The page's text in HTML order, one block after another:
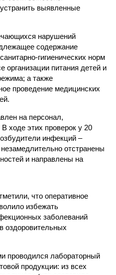
выявленные
нарушений
содержание
гигиенических норм
организации питания детей и
а также
проведение медицинских
на персонал,
ходе этих проверок у 20
инфекций –
отстранены
и направлены на
что оперативное
избежать
заболеваний
оздоровительных
проводился лабораторный
продукции: из всех